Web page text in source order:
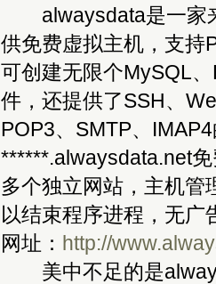
alwaysdata是一家来
供免费虚拟主机，支持
可创建无限个MySQL
件，还提供了SSH、
POP3、SMTP、
******.alwaysdata.net
多个独立网站，主机管
以结束程序进程，无广
网址： http://
美中不足的是